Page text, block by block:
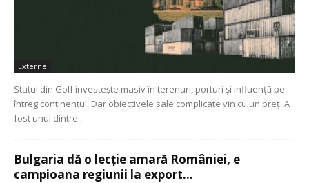
Externe
Statul din Golf investește masiv în terenuri, porturi și influență pe
întreg continentul. Dar obiectivele sale complicate vin cu un preț. A
fost unul dintre...
Bulgaria dă o lecție amară României, e
campioana regiunii la export...